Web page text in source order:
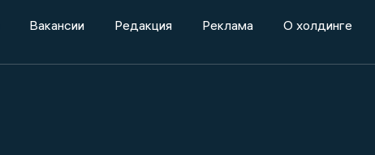
Вакансии Редакция Реклама О холдинге